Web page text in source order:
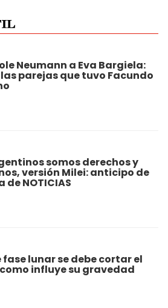
Neumann a Eva Bargiela:
parejas que tuvo Facundo
somos derechos y
versión Milei: anticipo de
de NOTICIAS
fase lunar se debe cortar el
influye su gravedad